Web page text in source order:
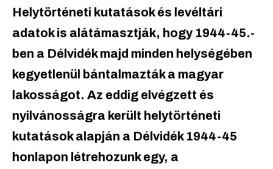
Helytörténeti kutatások és levéltári
adatok is alátámasztják, hogy 1944-45.-
ben a Délvidék majd minden helységében
kegyetlenül bántalmazták a magyar
lakosságot. Az eddig elvégzett és
nyilvánosságra került helytörténeti
kutatások alapján a Délvidék 1944-45
honlapon létrehozunk egy, a